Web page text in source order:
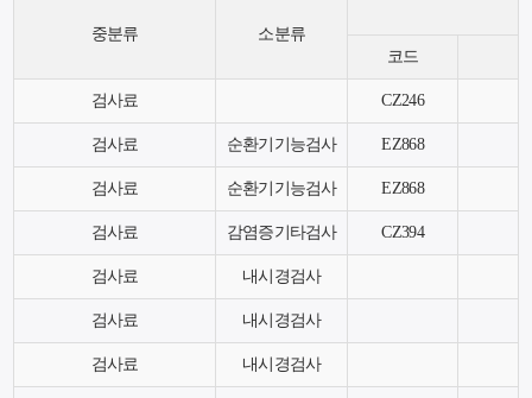
중분류
소분류
코드
검사료 CZ246
검사료 순환기기능검사 EZ868
검사료 순환기기능검사 EZ868
검사료 감염증기타검사 CZ394
검사료 내시경검사
검사료 내시경검사
검사료 내시경검사